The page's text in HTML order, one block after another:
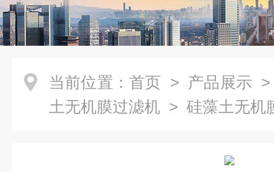
当前位置： 首页 > 产品展示
土无机膜过滤机 > 硅藻土无机